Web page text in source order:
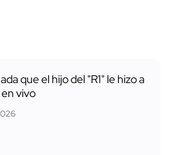
que el hijo del "R1" le hizo a
vivo